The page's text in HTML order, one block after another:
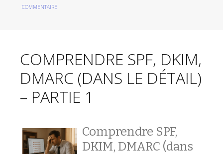
COMMENTAIRE
COMPRENDRE SPF, DKIM,
DMARC (DANS LE DÉTAIL)
– PARTIE 1
Comprendre SPF,
DKIM, DMARC (dans